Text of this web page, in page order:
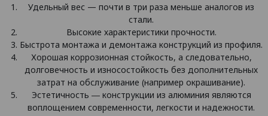
Удельный вес — почти в три раза меньше аналогов из
стали.
Высокие характеристики прочности.
Быстрота монтажа и демонтажа конструкций из профиля.
Хорошая коррозионная стойкость, а следовательно,
долговечность и износостойкость без дополнительных
затрат на обслуживание (например окрашивание).
Эстетичность ― конструкции из алюминия являются
воплощением современности, легкости и надежности.